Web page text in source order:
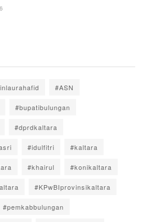
#ASN
#bupatibulungan
#dprdkaltara
#idulfitri #kaltara
#khairul #konikaltara
#KPwBIprovinsikaltara
#pemkabbulungan